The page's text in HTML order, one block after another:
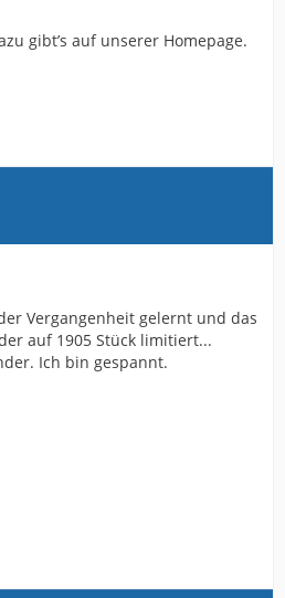
gibt’s auf unserer Homepage.
Vergangenheit gelernt und das
auf 1905 Stück limitiert...
Ich bin gespannt.